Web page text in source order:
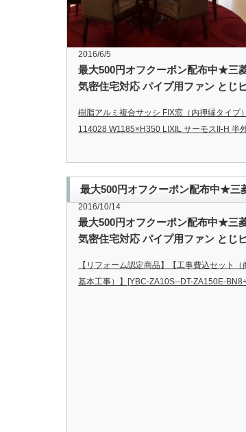
2016/6/5
最大500円オフクーポン配布中★三
気密住宅対応 パイプ用ファン とじ
樹脂アルミ複合サッシ FIX窓（内押縁タイプ）
114028 W1185×H350 LIXIL サーモスII-H 半
最大500円オフクーポン配布中★三
2016/10/14
最大500円オフクーポン配布中★三
気密住宅対応 パイプ用ファン とじ
【リフォーム認定商品】【工事費込セット（
基本工事）】[YBC-ZA10S--DT-ZA150E-